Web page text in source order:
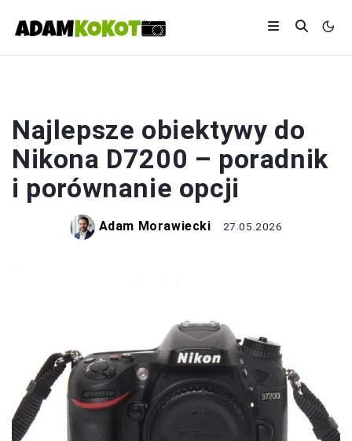
Najlepsze obiektywy do
Nikona D7200 – poradnik
i porównanie opcji
Adam Morawiecki 27.05.2026